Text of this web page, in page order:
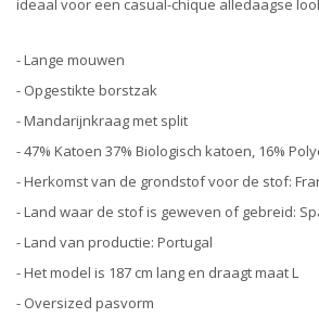
ideaal voor een casual-chique alledaagse
- Lange mouwen
- Opgestikte borstzak
- Mandarijnkraag met split
- 47% Katoen 37% Biologisch katoen, 16%
- Herkomst van de grondstof voor de stof:
- Land waar de stof is geweven of gebreid:
- Land van productie: Portugal
- Het model is 187 cm lang en draagt maat L
- Oversized pasvorm